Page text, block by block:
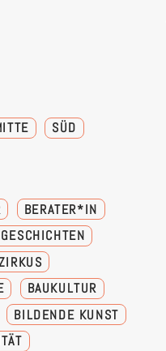
SÜD
BERATER*IN
GESCHICHTEN
BAUKULTUR
BILDENDE KUNST